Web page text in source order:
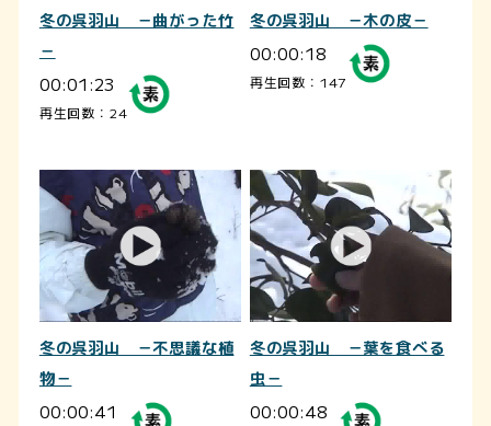
冬の呉羽山 －曲がった竹
－
00:01:23
再生回数：24
冬の呉羽山 －木の皮－
00:00:18
再生回数：147
冬の呉羽山 －不思議な植
物－
00:00:41
冬の呉羽山 －葉を食べる
虫－
00:00:48